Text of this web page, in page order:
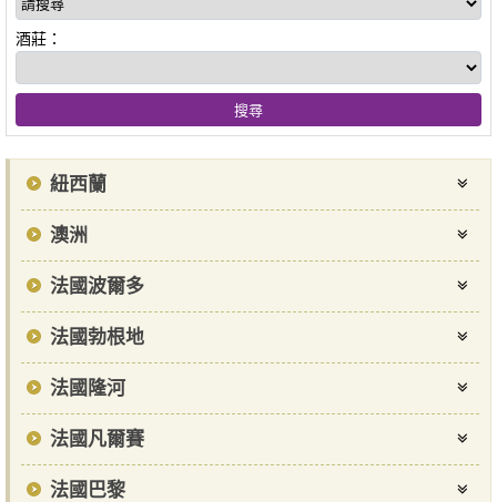
酒莊：
紐西蘭
澳洲
法國波爾多
法國勃根地
法國隆河
法國凡爾賽
法國巴黎